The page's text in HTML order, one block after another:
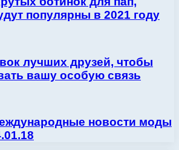
популярны в 2021 году
лучших друзей, чтобы
вашу особую связь
новости моды